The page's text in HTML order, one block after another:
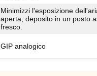
Minimizzi l'esposizione
aperta, deposito in un posto
fresco.
GIP analogico